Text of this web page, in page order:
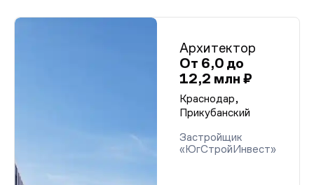
Архитектор
От 6,0 до
12,2 млн ₽
Краснодар,
Прикубанский
Застройщик
«ЮгСтройИнвест»